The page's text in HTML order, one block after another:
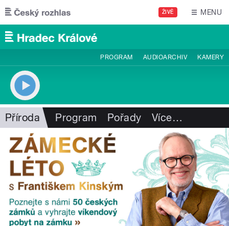
Přejít k hlavnímu obsahu
ŽIVĚ MENU
PROGRAM AUDIOARCHIV KAMERY
Příroda Program Pořady Více…